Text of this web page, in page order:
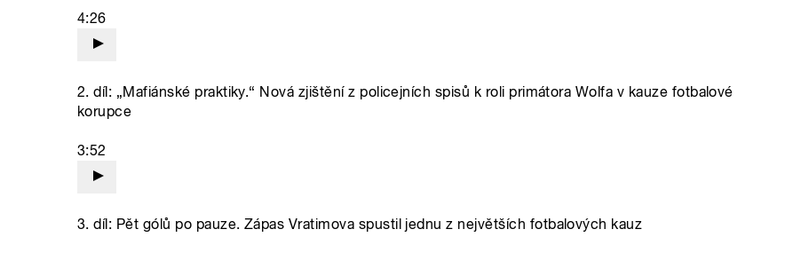
4:26
2. díl: „Mafiánské praktiky.“ Nová zjištění z policejních spisů k roli primátora Wolfa v kauze fotbalové
korupce
3:52
3. díl: Pět gólů po pauze. Zápas Vratimova spustil jednu z největších fotbalových kauz